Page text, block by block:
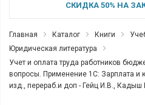
СКИДКА 50% НА
Главная Каталог Книги
Юридическая литература
Учет и оплата труда работников
вопросы. Применение 1С: Зарплата и
изд., перераб.и доп - Гейц И.В., Кадыш